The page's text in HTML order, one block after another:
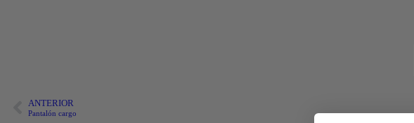
ANTERIOR
Pantalón cargo